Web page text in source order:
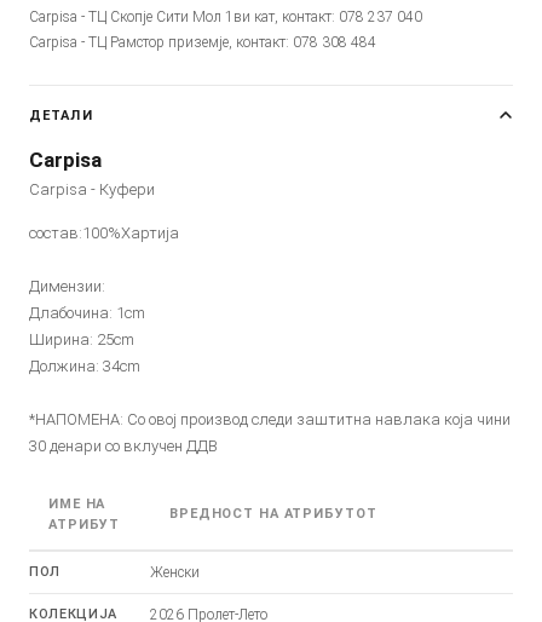
Carpisa - ТЦ Скопје Сити Мол 1ви кат, контакт: 078 237 040
Carpisa - ТЦ Рамстор приземје, контакт: 078 308 484
ДЕТАЛИ
Carpisa
Carpisa - Куфери
состав:100%Хартија
Димензии:
Длабочина: 1cm
Ширина: 25cm
Должина: 34cm
*НАПОМЕНА: Со овој производ следи заштитна навлака која чини
30 денари со вклучен ДДВ
ИМЕ НА
АТРИБУТ
ВРЕДНОСТ НА АТРИБУТОТ
ПОЛ Женски
КОЛЕКЦИЈА 2026 Пролет-Лето